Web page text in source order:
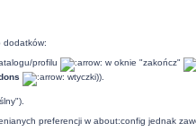
dodatków:
profilu w oknie "zakończ"
wtyczki)).
preferencji w about:config jednak